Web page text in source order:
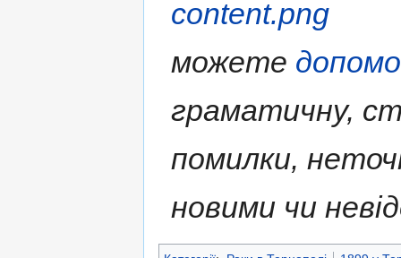
можете
граматичну,
помилки,
новими чи